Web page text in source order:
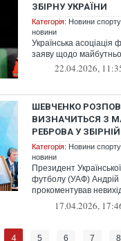
ЗБІРНУ УКРАЇНИ
Категорія: Новини
новини
Українська асоціація
заяву щодо
22.04.2026,
ШЕВЧЕНКО
ВИЗНАЧИТЬСЯ З
РЕБРОВА У ЗБІРНІЙ
Категорія: Новини
новини
Президент Української
футболу (УАФ) Андрій
прокоментував
на ЧС-2026 і
17.04.2026,
4 5 6 7 8